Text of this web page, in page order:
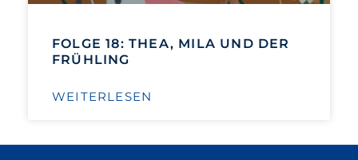
FOLGE 18: THEA, MILA UND DER
FRÜHLING
WEITERLESEN